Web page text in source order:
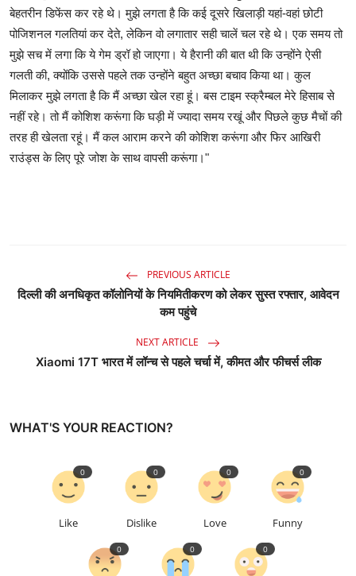
बेहतरीन डिफेंस कर रहे थे। मुझे लगता है कि कई दूसरे खिलाड़ी यहां-वहां छोटी
पोजिशनल गलतियां कर देते, लेकिन वो लगातार सही चालें चल रहे थे। एक समय तो
मुझे सच में लगा कि ये गेम ड्रॉ हो जाएगा। ये हैरानी की बात थी कि उन्होंने ऐसी
गलती की, क्योंकि उससे पहले तक उन्होंने बहुत अच्छा बचाव किया था। कुल
मिलाकर मुझे लगता है कि मैं अच्छा खेल रहा हूं। बस टाइम स्क्रैम्बल मेरे हिसाब से
नहीं रहे। तो मैं कोशिश करूंगा कि घड़ी में ज्यादा समय रखूं और पिछले कुछ मैचों की
तरह ही खेलता रहूं। मैं कल आराम करने की कोशिश करूंगा और फिर आखिरी
राउंड्स के लिए पूरे जोश के साथ वापसी करूंगा।"
PREVIOUS ARTICLE
दिल्ली की अनधिकृत कॉलोनियों के नियमितीकरण को लेकर सुस्त रफ्तार, आवेदन
कम पहुंचे
NEXT ARTICLE
Xiaomi 17T भारत में लॉन्च से पहले चर्चा में, कीमत और फीचर्स लीक
WHAT'S YOUR REACTION?
Like
0
Dislike
0
Love
0
Funny
0
0 0 0